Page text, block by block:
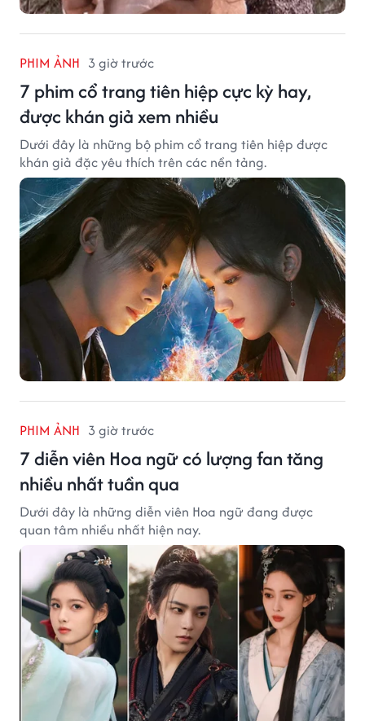
PHIM ẢNH 3 giờ trước
7 phim cổ trang tiên hiệp cực kỳ hay,
được khán giả xem nhiều
Dưới đây là những bộ phim cổ trang tiên hiệp được
khán giả đặc yêu thích trên các nền tảng.
PHIM ẢNH 3 giờ trước
7 diễn viên Hoa ngữ có lượng fan tăng
nhiều nhất tuần qua
Dưới đây là những diễn viên Hoa ngữ đang được
quan tâm nhiều nhất hiện nay.